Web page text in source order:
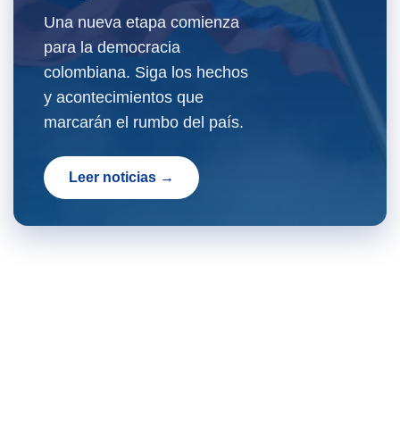
Una nueva etapa comienza
para la democracia
colombiana. Siga los hechos
y acontecimientos que
marcarán el rumbo del país.
Leer noticias →